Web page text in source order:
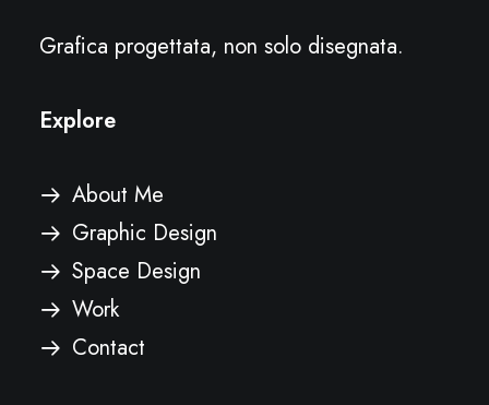
Grafica progettata, non solo disegnata.
Explore
About Me
Graphic Design
Space Design
Work
Contact